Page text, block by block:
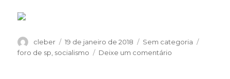
Autor
cleber
Publicado
em
19 de janeiro de 2018 Categorias
Sem categoria
foro de sp, socialismo Deixe um comentário